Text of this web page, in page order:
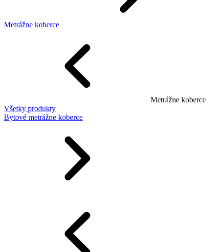
Metrážne koberce
Metrážne koberce
Všetky produkty
Bytové metrážne koberce